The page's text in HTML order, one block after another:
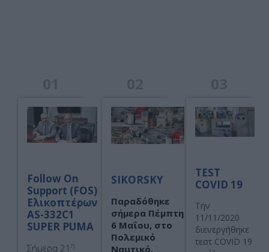
Follow On
Support (FOS)
Ελικοπτέρων
AS-332C1
SUPER PUMA
Σήμερα 21 η
SIKORSKY
Παραδόθηκε
σήμερα Πέμπτη
6 Μαΐου, στο
Πολεμικό
Ναυτικό,
TEST
COVID 19
Την
11/11/2020
διενεργήθηκε
τεστ COVID 19